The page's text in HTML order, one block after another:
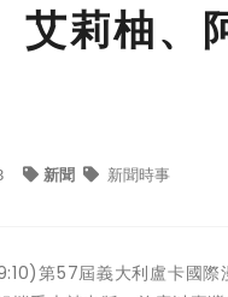
艾莉柚、
新聞 新聞時事
第57屆義大利盧卡國